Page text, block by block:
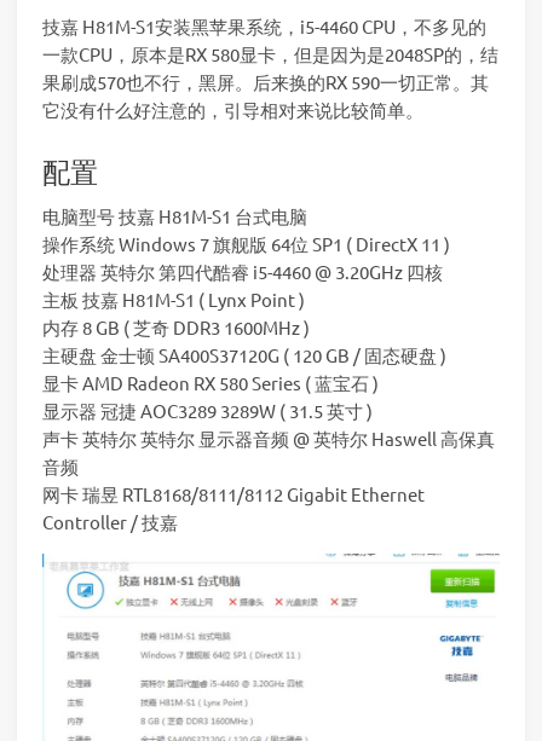
技嘉 H81M-S1安装黑苹果系统，i5-4460 CPU，不多见的
一款CPU，原本是RX 580显卡，但是因为是2048SP的，结
果刷成570也不行，黑屏。后来换的RX 590一切正常。其
它没有什么好注意的，引导相对来说比较简单。
配置
电脑型号 技嘉 H81M-S1 台式电脑
操作系统 Windows 7 旗舰版 64位 SP1 ( DirectX 11 )
处理器 英特尔 第四代酷睿 i5-4460 @ 3.20GHz 四核
主板 技嘉 H81M-S1 ( Lynx Point )
内存 8 GB ( 芝奇 DDR3 1600MHz )
主硬盘 金士顿 SA400S37120G ( 120 GB / 固态硬盘 )
显卡 AMD Radeon RX 580 Series ( 蓝宝石 )
显示器 冠捷 AOC3289 3289W ( 31.5 英寸 )
声卡 英特尔 英特尔 显示器音频 @ 英特尔 Haswell 高保真
音频
网卡 瑞昱 RTL8168/8111/8112 Gigabit Ethernet
Controller / 技嘉